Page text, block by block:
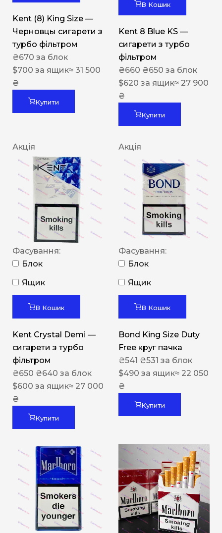
Kent (8) King Size —
Черновцы сигарети з
турбо фільтром
₴670 за блок
$700 за ящик≈ 31 500
₴
Купити
В Кошик
Kent 8 Blue KS —
сигарети з турбо
фільтром
₴660 ₴650 за блок
$620 за ящик≈ 27 900
₴
Купити
Акція
Фасування:
Блок
Ящик
В Кошик
Kent Crystal Demi —
сигарети з турбо
фільтром
₴650 ₴640 за блок
$600 за ящик≈ 27 000
₴
Купити
Акція
Фасування:
Блок
Ящик
В Кошик
Bond King Size Duty
Free круг пачка
₴541 ₴531 за блок
$490 за ящик≈ 22 050
₴
Купити